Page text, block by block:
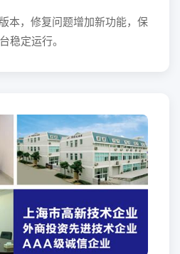
本，修复问题增加新功能，保
稳定运行。